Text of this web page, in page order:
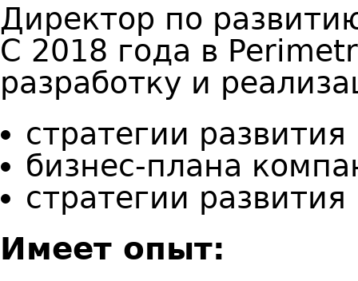
Директор по
С 2018 года в
разработку и
стратегии
бизнес-плана
стратегии
Имеет опыт: